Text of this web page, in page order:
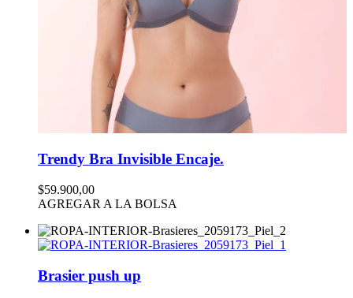
Trendy Bra Invisible Encaje.
$59.900,00
AGREGAR A LA BOLSA
Brasier push up